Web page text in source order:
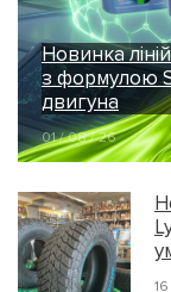
Новинка
з формулою
двигуна
01 / 08 / 26